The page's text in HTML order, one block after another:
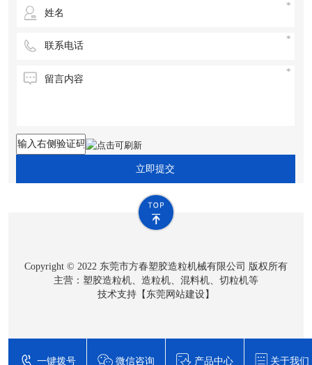
立即提交
Copyright © 2022 东莞市方春塑胶造粒机械有限公司 版权所有
主营：塑胶造粒机、造粒机、混料机、切粒机等
技术支持【东莞网站建设】
一键拨号 微信咨询 产品中心 关于我们